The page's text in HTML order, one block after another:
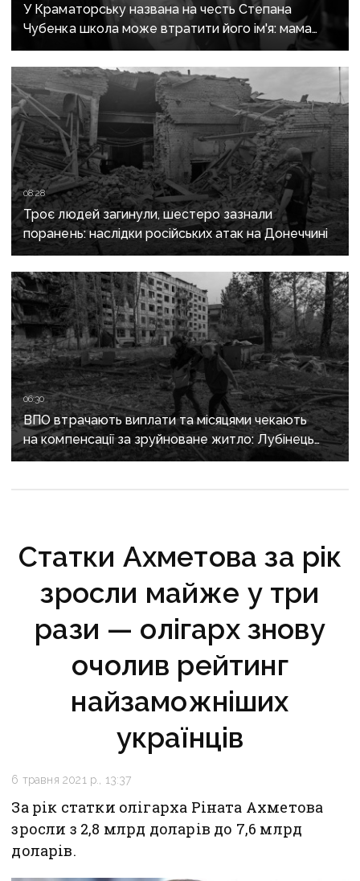
У Краматорську названа на честь Степана
Чубенка школа може втратити його ім'я: мама
загиблого героя розповіла про рішення влади
08:28
Троє людей загинули, шестеро зазнали
поранень: наслідки російських атак на Донеччині
06:30
ВПО втрачають виплати та місяцями чекають
на компенсації за зруйноване житло: Лубінець
вимагає змін від уряду
Статки Ахметова за рік
зросли майже у три
рази — олігарх знову
очолив рейтинг
найзаможніших
українців
6 травня 2021 р., 13:37
За рік статки олігарха Ріната Ахметова
зросли з 2,8 млрд доларів до 7,6 млрд
доларів.